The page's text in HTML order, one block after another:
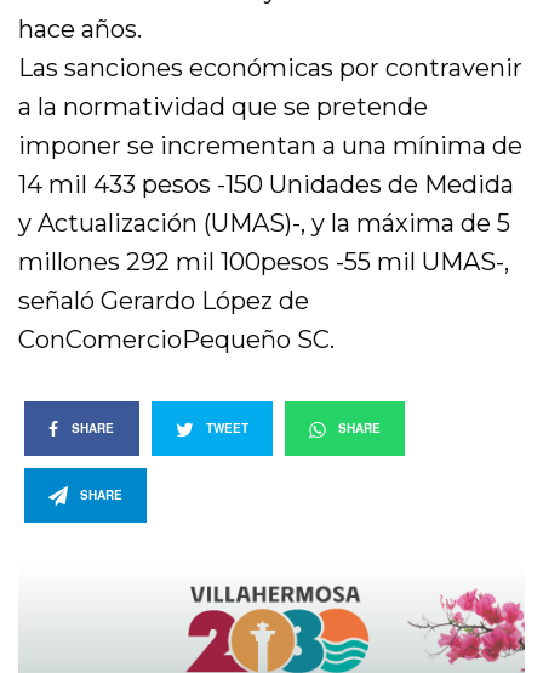
hace años.
Las sanciones económicas por contravenir
a la normatividad que se pretende
imponer se incrementan a una mínima de
14 mil 433 pesos -150 Unidades de Medida
y Actualización (UMAS)-, y la máxima de 5
millones 292 mil 100pesos -55 mil UMAS-,
señaló Gerardo López de
ConComercioPequeño SC.
SHARE TWEET SHARE
SHARE